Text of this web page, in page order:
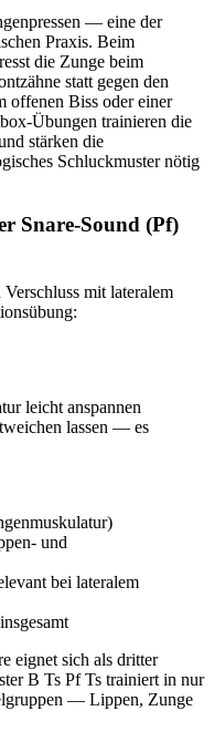
— eine der
Praxis. Beim
die Zunge beim
statt gegen den
offenen Biss oder einer
Übungen trainieren die
stärken die
Schluckmuster nötig
Snare-Sound (Pf)
mit lateralem
leicht anspannen
lassen — es
und
bei lateralem
eignet sich als dritter
B Ts Pf Ts trainiert in nur
— Lippen, Zunge